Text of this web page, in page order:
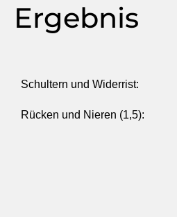
Ergebnis
Schultern und Widerrist:
Rücken und Nieren (1,5):